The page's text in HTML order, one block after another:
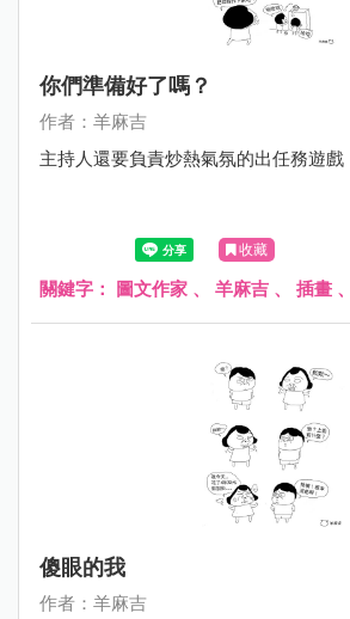
你們準備好了嗎？
作者：羊麻吉
主持人還要負責炒熱氣氛的出任務遊戲
收藏
關鍵字： 圖文作家 、 羊麻吉 、 插畫 、
傻眼的我
作者：羊麻吉